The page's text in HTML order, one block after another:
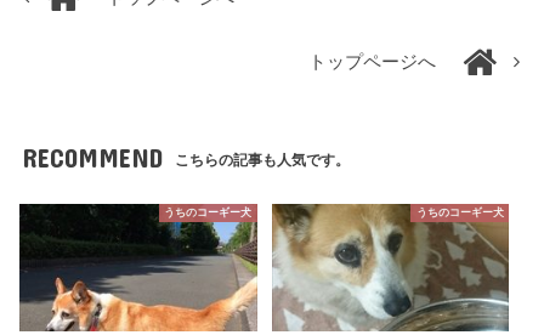
トップページへ
RECOMMEND こちらの記事も人気です。
うちのコーギー犬 うちのコーギー犬